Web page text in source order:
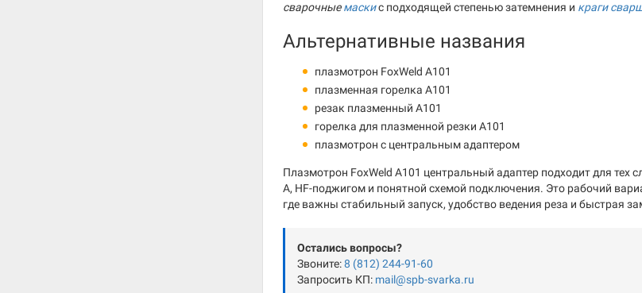
сварочныемаскис подходящей степенью затемнения и краги
Альтернативные названия
плазмотрон FoxWeld A101
плазменная горелка A101
резак плазменный A101
горелка для плазменной резки A101
плазмотрон с центральным адаптером
Плазмотрон FoxWeld A101 центральный адаптер подходит для
А, HF-поджигом и понятной схемой подключения. Это рабочий
где важны стабильный запуск, удобство ведения реза и быстрая
Остались вопросы?
Звоните:8 (812) 244-91-60
Запросить КП: mail@spb-svarka.ru